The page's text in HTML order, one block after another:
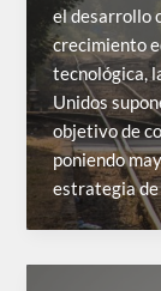
el desarrollo
crecimiento
tecnológica,
Unidos
objetivo de
poniendo
estrategia